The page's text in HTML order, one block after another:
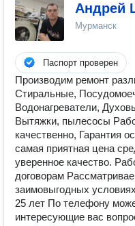
Андрей
Мурманск
Паспорт проверен
Производим ремонт
Стиральные,
Водонагреватели,
Вытяжки, пылесосы
качественно, Гарантия
самая приятная цена
уверенное качество.
договорам
заимовыгодных
25 лет По телефону
интересующие вас